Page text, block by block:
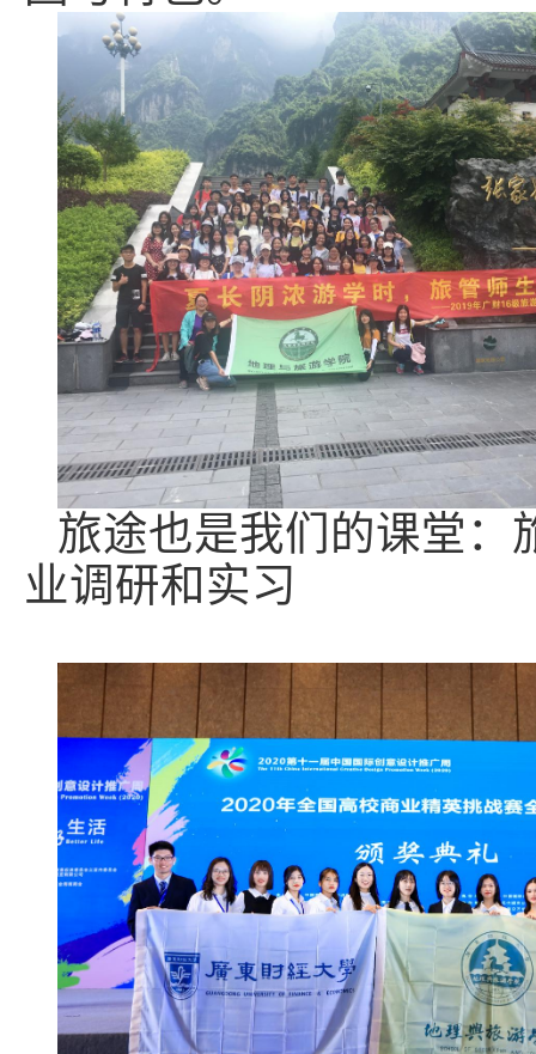
旅途也是我们的课堂：
业调研和实习